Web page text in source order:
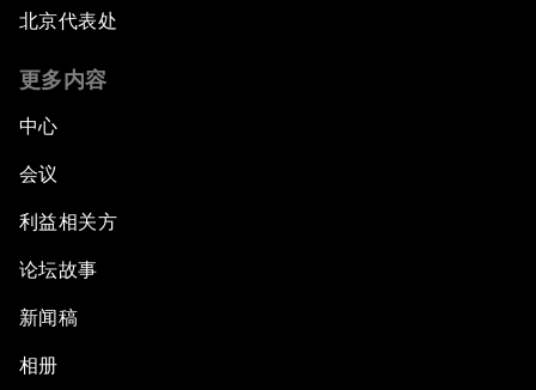
北京代表处
更多内容
中心
会议
利益相关方
论坛故事
新闻稿
相册